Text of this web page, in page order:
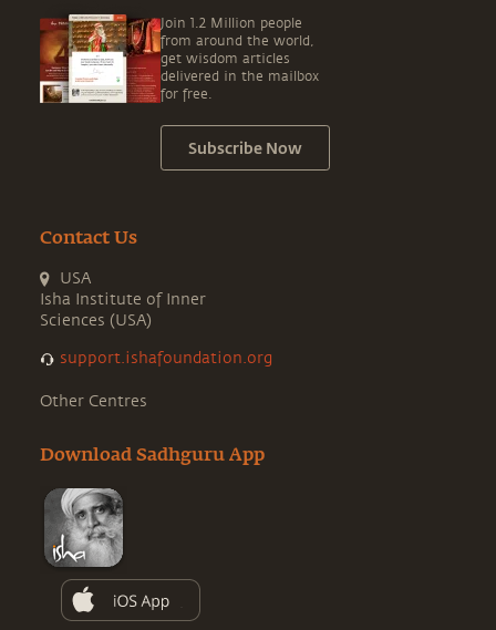
Join 1.2 Million people
from around the world,
get wisdom articles
delivered in the mailbox
for free.
Subscribe Now
Contact Us
USA
Isha Institute of Inner
Sciences (USA)
support.ishafoundation.org
Other Centres
Download Sadhguru App